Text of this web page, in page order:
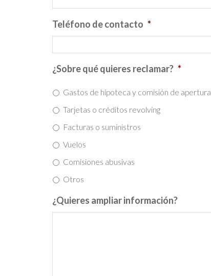
Teléfono de contacto *
¿Sobre qué quieres reclamar? *
Gastos de hipoteca y comisión de apertura
Tarjetas o créditos revolving
Facturas o suministros
Vuelos
Comisiones abusivas
Otros
¿Quieres ampliar información?